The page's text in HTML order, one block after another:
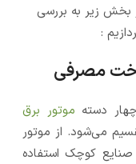
بخش زیر به بررسی
:
مصرفی
دسته موتور برق
می‌شود. از موتور
کوچک استفاده